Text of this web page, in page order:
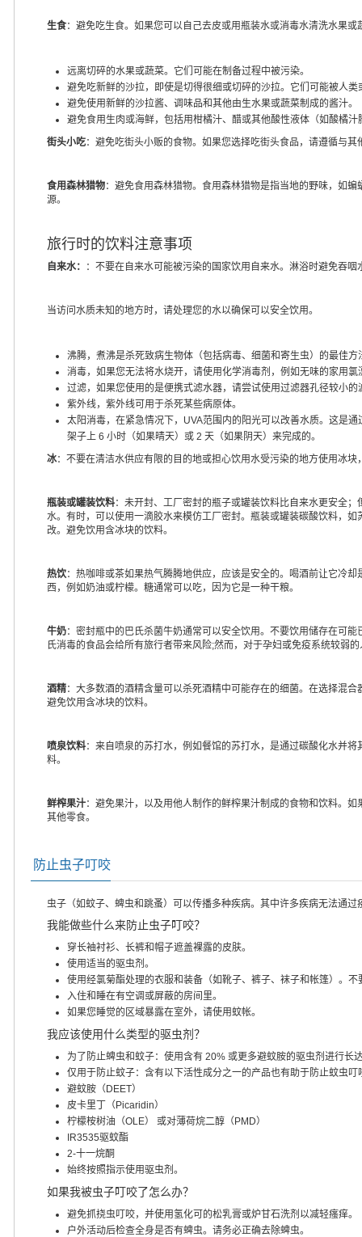
生食：避免吃生食。如果您可以自己去皮或用瓶装水或消毒水清洗水果
远离切碎的水果或蔬菜。它们可能在制备过程中被污染。
避免吃新鲜的沙拉，即使是切得很细或切碎的沙拉。它们可能被人
避免使用新鲜的沙拉酱、调味品和其他由生水果或蔬菜制成的酱汁。
避免食用生肉或海鲜，包括用柑橘汁、醋或其他酸性液体（如酸橘汁
街头小吃：避免吃街头小贩的食物。如果您选择吃街头食品，请遵循与
食用森林猎物：避免食用森林猎物。食用森林猎物是指当地的野味，如
源。
旅行时的饮料注意事项
自来水： ：不要在自来水可能被污染的国家饮用自来水。淋浴时避免吞
当访问水质未知的地方时，请处理您的水以确保可以安全饮用。
沸腾，煮沸是杀死致病生物体（包括病毒、细菌和寄生虫）的最佳方
消毒，如果您无法将水烧开，请使用化学消毒剂，例如无味的家用
过滤，如果您使用的是便携式滤水器，请尝试使用过滤器孔径较小
紫外线，紫外线可用于杀死某些病原体。
太阳消毒，在紧急情况下，UVA范围内的阳光可以改善水质。这是
架子上 6 小时（如果晴天）或 2 天（如果阴天）来完成的。
冰：不要在清洁水供应有限的目的地或担心饮用水受污染的地方使用冰
瓶装或罐装饮料：未开封、工厂密封的瓶子或罐装饮料比自来水更安全
水。有时，可以使用一滴胶水来模仿工厂密封。瓶装或罐装碳酸饮料，
改。避免饮用含冰块的饮料。
热饮：热咖啡或茶如果热气腾腾地供应，应该是安全的。喝酒前让它冷
西，例如奶油或柠檬。糖通常可以吃，因为它是一种干粮。
牛奶：密封瓶中的巴氏杀菌牛奶通常可以安全饮用。不要饮用储存在可
氏消毒的食品会给所有旅行者带来风险;然而，对于孕妇或免疫系统较弱
酒精：大多数酒的酒精含量可以杀死酒精中可能存在的细菌。在选择混
避免饮用含冰块的饮料。
喷泉饮料：来自喷泉的苏打水，例如餐馆的苏打水，是通过碳酸化水并
料。
鲜榨果汁：避免果汁，以及用他人制作的鲜榨果汁制成的食物和饮料。
其他零食。
防止虫子叮咬
虫子（如蚊子、蜱虫和跳蚤）可以传播多种疾病。其中许多疾病无法通
我能做些什么来防止虫子叮咬？
穿长袖衬衫、长裤和帽子遮盖裸露的皮肤。
使用适当的驱虫剂。
使用经氯菊酯处理的衣服和装备（如靴子、裤子、袜子和帐篷）。
入住和睡在有空调或屏蔽的房间里。
如果您睡觉的区域暴露在室外，请使用蚊帐。
我应该使用什么类型的驱虫剂？
为了防止蜱虫和蚊子：使用含有 20% 或更多避蚊胺的驱虫剂进行长
仅用于防止蚊子：含有以下活性成分之一的产品也有助于防止蚊虫
避蚊胺（DEET）
皮卡里丁（Picaridin）
柠檬桉树油（OLE） 或对薄荷烷二醇（PMD）
IR3535驱蚊酯
2-十一烷酮
始终按照指示使用驱虫剂。
如果我被虫子叮咬了怎么办？
避免抓挠虫叮咬，并使用氢化可的松乳膏或炉甘石洗剂以减轻瘙痒。
户外活动后检查全身是否有蜱虫。请务必正确去除蜱虫。